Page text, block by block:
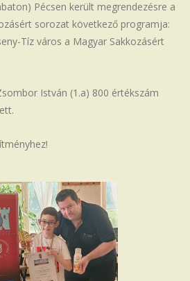
Pécsen került megrendezésre a
sorozat következő programja:
Tíz város a Magyar Sakkozásért
István (1.a) 800 értékszám